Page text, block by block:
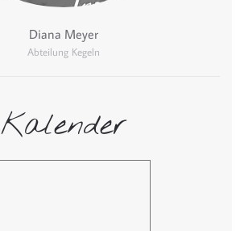
Diana Meyer
Abteilung Kegeln
Kalender